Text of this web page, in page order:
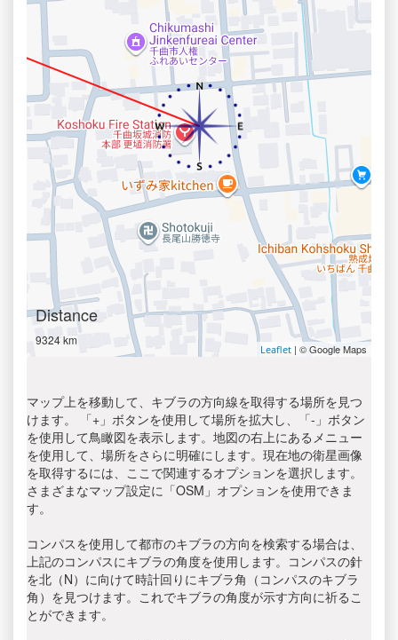
Distance
9324 km
Leaflet | © Google Maps
マップ上を移動して、キブラの方向線を取得する場所を見つ
けます。 「+」ボタンを使用して場所を拡大し、「-」ボタン
を使用して鳥瞰図を表示します。地図の右上にあるメニュー
を使用して、場所をさらに明確にします。現在地の衛星画像
を取得するには、ここで関連するオプションを選択します。
さまざまなマップ設定に「OSM」オプションを使用できま
す。
コンパスを使用して都市のキブラの方向を検索する場合は、
上記のコンパスにキブラの角度を使用します。コンパスの針
を北（N）に向けて時計回りにキブラ角（コンパスのキブラ
角）を見つけます。これでキブラの角度が示す方向に祈るこ
とができます。